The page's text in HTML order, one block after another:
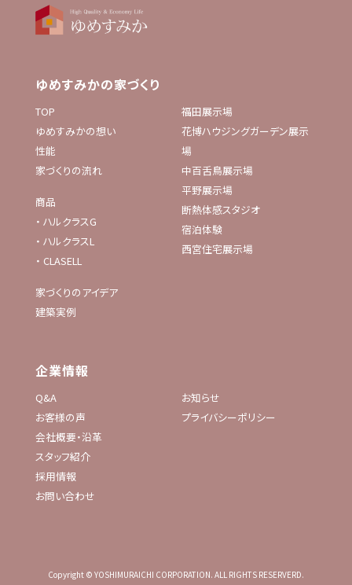
ゆめすみかの家づくり
TOP
ゆめすみかの想い
性能
家づくりの流れ
商品
・ ハルクラスG
・ ハルクラスL
・ CLASELL
家づくりのアイデア
建築実例
福田展示場
花博ハウジングガーデン展示
場
中百舌鳥展示場
平野展示場
断熱体感スタジオ
宿泊体験
西宮住宅展示場
企業情報
Q&A
お客様の声
会社概要・沿革
スタッフ紹介
採用情報
お問い合わせ
お知らせ
プライバシーポリシー
Copyright © YOSHIMURAICHI CORPORATION. ALL RIGHTS RESERVERD.